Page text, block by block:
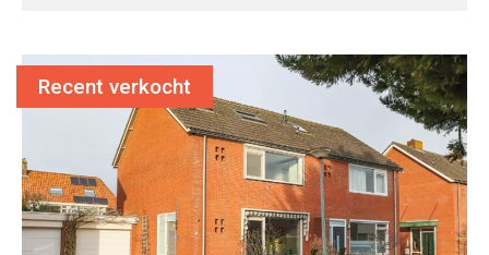
Recent verkocht